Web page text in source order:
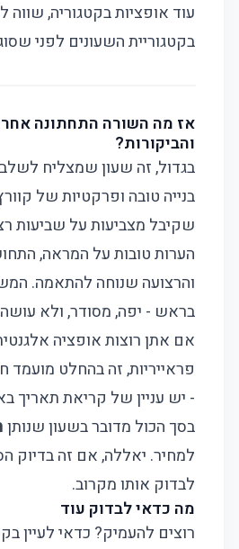
עוד אופציות בקטגוריה, שווה
בקטגוריית השעונים לפני
אז מה השורה התחתונה
והביקורות?
בגדול, זה שעון שמצליח לשלב
בנייה טובה ופרקטיות של
שקיבל מצביעות על שביעות
הערות טובות על המראה,
והרצועה שנוחה להתאמה.
בראש - יפה, מסודר, ולא עושה
אם אתן רוצות אופציה
פראייריות, זה בהחלט
- יש עניין של קריאת תאריך
בסך הכול מדובר בשעון שנותן
למחיר. יאללה, אם זה בדיוק
לבדוק אותו מקרוב.
מה כדאי לבדוק עוד
רוצים להעמיק? כדאי לעיין